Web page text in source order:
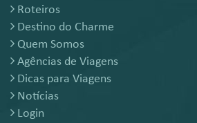
Roteiros
Destino do Charme
Quem Somos
Agências de Viagens
Dicas para Viagens
Notícias
Login